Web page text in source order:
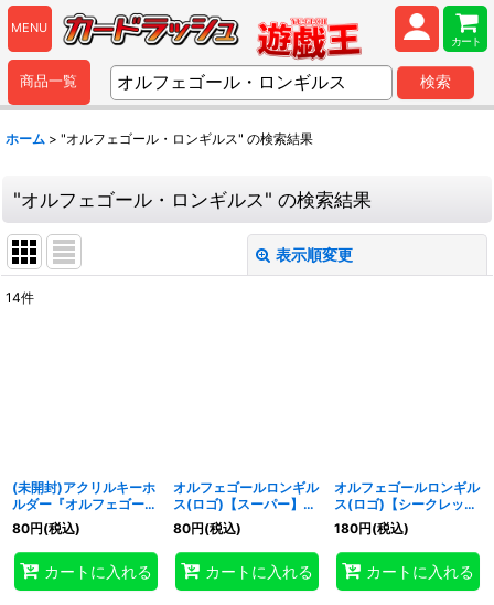
MENU
カート
商品一覧 検索
ホーム > "オルフェゴール・ロンギルス" の検索結果
"オルフェゴール・ロンギルス" の検索結果
表示順変更
カテゴリ:
特集:
14件
(未開封)アクリルキーホ
ルダー『オルフェゴール
2種』【-】{-}《その
他》
80円(税込)
カートに入れる
オルフェゴールロンギル
ス(ロゴ)【スーパー】
{QCTB-JP048}《リン
ク》
80円(税込)
カートに入れる
オルフェゴールロンギル
ス(ロゴ)【シークレッ
ト】{QCTB-JP048}
《リンク》
180円(税込)
カートに入れる